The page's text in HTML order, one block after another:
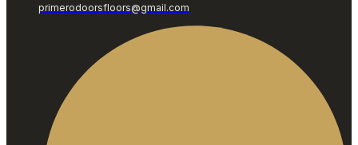
primerodoorsfloors@gmail.com